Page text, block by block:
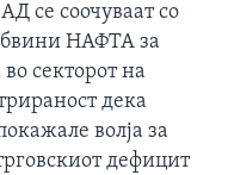
се соочуваат со
НАФТА за
секторот на
дека
волја за
дефицит